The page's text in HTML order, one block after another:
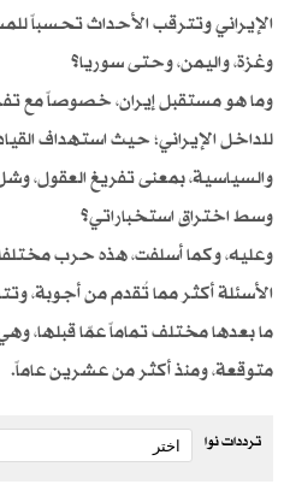
الإيراني وتترقب الأحداث تحسباً
وغزة، واليمن، وحتى سوريا؟
وما هو مستقبل إيران، خصوصاً مع
للداخل الإيراني؛ حيث استهداف
والسياسية، بمعنى تفريغ العقول،
وسط اختراق استخباراتي؟
وعليه، وكما أسلفت، هذه حرب
الأسئلة أكثر مما تُقدم من أجوبة،
ما بعدها مختلف تماماً عمّا قبلها،
متوقعة، ومنذ أكثر من عشرين عاماً.
ترددات نوا